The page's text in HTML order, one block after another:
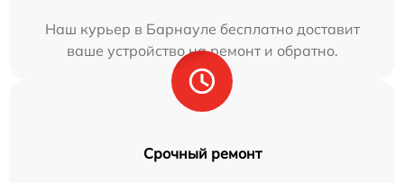
Наш курьер в Барнауле бесплатно доставит
ваше устройство на ремонт и обратно.
Срочный ремонт